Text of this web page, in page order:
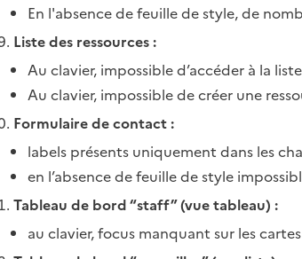
En l'absence de feuille de style, de
Liste des ressources :
Au clavier, impossible d’accéder à la
Au clavier, impossible de créer une
Formulaire de contact :
labels présents uniquement dans les
en l’absence de feuille de style
Tableau de bord “staff” (vue tableau) :
au clavier, focus manquant sur les